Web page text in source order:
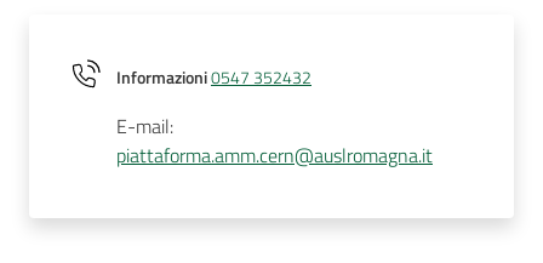
Informazioni0547 352432
E-mail:
piattaforma.amm.cern@auslromagna.it